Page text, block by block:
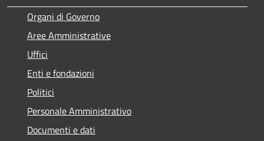
Organi di Governo
Aree Amministrative
Uffici
Enti e fondazioni
Politici
Personale Amministrativo
Documenti e dati